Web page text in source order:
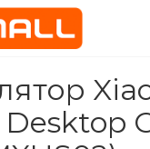
Desktop